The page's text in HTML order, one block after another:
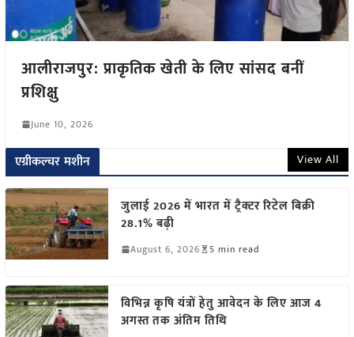
आलीराजपुर: प्राकृतिक खेती के लिए सांसद बनीं
प्रशिक्षु
June 10, 2026
एग्रीकल्चर मशीन View All
जुलाई 2026 में भारत में ट्रैक्टर रिटेल बिक्री
28.1% बढ़ी
August 6, 2026 5 min read
विभिन्न कृषि यंत्रों हेतु आवेदन के लिए आज 4
अगस्त तक अंतिम तिथि